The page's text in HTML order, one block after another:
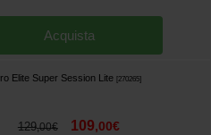
Acquista
Elite Super Session Lite 270265]
129,00€ 109,00€